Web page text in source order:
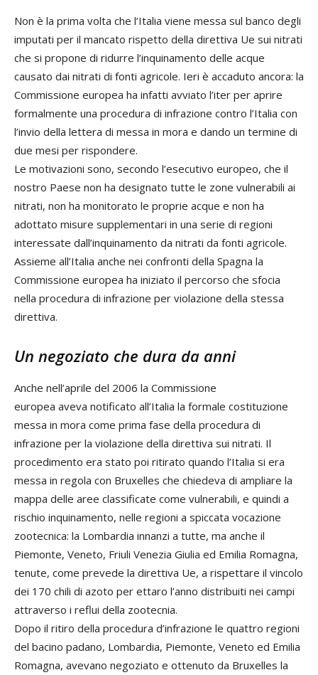
Non è la prima volta che l’Italia viene messa sul banco degli
imputati per il mancato rispetto della direttiva Ue sui nitrati
che si propone di ridurre l’inquinamento delle acque
causato dai nitrati di fonti agricole. Ieri è accaduto ancora: la
Commissione europea ha infatti avviato l’iter per aprire
formalmente una procedura di infrazione contro l’Italia con
l’invio della lettera di messa in mora e dando un termine di
due mesi per rispondere.
Le motivazioni sono, secondo l’esecutivo europeo, che il
nostro Paese non ha designato tutte le zone vulnerabili ai
nitrati, non ha monitorato le proprie acque e non ha
adottato misure supplementari in una serie di regioni
interessate dall’inquinamento da nitrati da fonti agricole.
Assieme all’Italia anche nei confronti della Spagna la
Commissione europea ha iniziato il percorso che sfocia
nella procedura di infrazione per violazione della stessa
direttiva.
Un negoziato che dura da anni
Anche nell’aprile del 2006 la Commissione
europea aveva notificato all’Italia la formale costituzione
messa in mora come prima fase della procedura di
infrazione per la violazione della direttiva sui nitrati. Il
procedimento era stato poi ritirato quando l’Italia si era
messa in regola con Bruxelles che chiedeva di ampliare la
mappa delle aree classificate come vulnerabili, e quindi a
rischio inquinamento, nelle regioni a spiccata vocazione
zootecnica: la Lombardia innanzi a tutte, ma anche il
Piemonte, Veneto, Friuli Venezia Giulia ed Emilia Romagna,
tenute, come prevede la direttiva Ue, a rispettare il vincolo
dei 170 chili di azoto per ettaro l’anno distribuiti nei campi
attraverso i reflui della zootecnia.
Dopo il ritiro della procedura d’infrazione le quattro regioni
del bacino padano, Lombardia, Piemonte, Veneto ed Emilia
Romagna, avevano negoziato e ottenuto da Bruxelles la